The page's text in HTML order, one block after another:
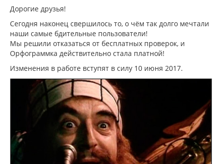
Дорогие друзья!
Сегодня наконец свершилось то, о чём так долго мечтали
наши самые бдительные пользователи!
Мы решили отказаться от бесплатных проверок, и
Орфограммка действительно стала платной!
Изменения в работе вступят в силу 10 июня 2017.